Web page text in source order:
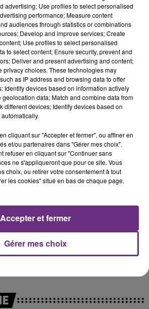
11h41
11h41
11h35
11h35
TEMPER CITY
advertising; Use profiles to select personalised
performance; Measure content
audiences through statistics or combinations
Develop and improve services; Create
Use profiles to select personalised
to select content; Ensure security, prevent and
Deliver and present advertising and content;
privacy choices. These technologies may
as IP address and browsing data to offer
Identify devices based on information actively
data; Match and combine data from
different devices; Identify devices based on
cliquant sur "Accepter et fermer", ou affiner en
et/ou partenaires dans "Gérer mes choix".
refuser en cliquant sur "Continuer sans
ne s'appliqueront que pour ce site. Vous
choix, ou retirer votre consentement à tout
les cookies" situé en bas de chaque page.
Gérer mes choix
Accepter et fermer